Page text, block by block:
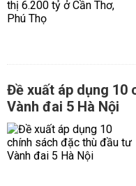
Đề xuất áp dụng 10
Vành đai 5 Hà Nội